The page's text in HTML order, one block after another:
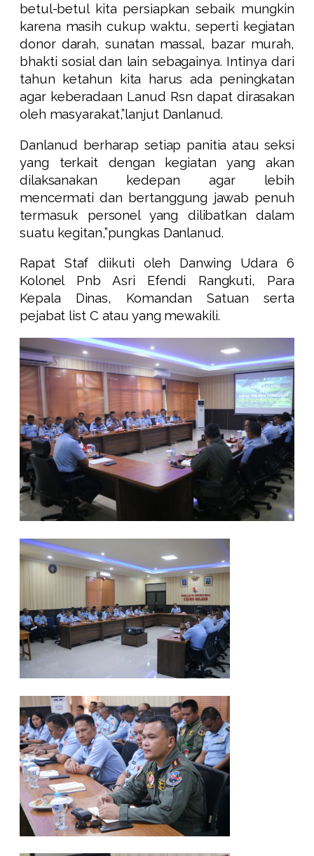
betul-betul kita persiapkan sebaik mungkin
karena masih cukup waktu, seperti kegiatan
donor darah, sunatan massal, bazar murah,
bhakti sosial dan lain sebagainya. Intinya dari
tahun ketahun kita harus ada peningkatan
agar keberadaan Lanud Rsn dapat dirasakan
oleh masyarakat,”lanjut Danlanud.
Danlanud berharap setiap panitia atau seksi
yang terkait dengan kegiatan yang akan
dilaksanakan kedepan agar lebih
mencermati dan bertanggung jawab penuh
termasuk personel yang dilibatkan dalam
suatu kegitan,”pungkas Danlanud.
Rapat Staf diikuti oleh Danwing Udara 6
Kolonel Pnb Asri Efendi Rangkuti, Para
Kepala Dinas, Komandan Satuan serta
pejabat list C atau yang mewakili.